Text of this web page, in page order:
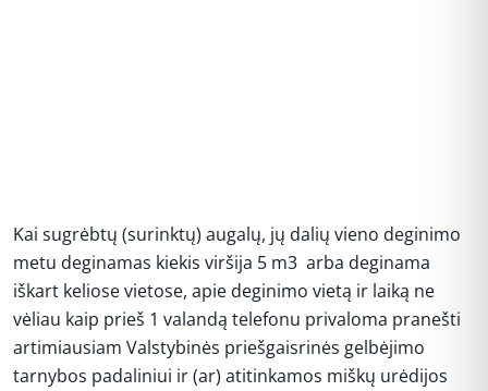
Kai sugrėbtų (surinktų) augalų, jų dalių vieno deginimo
metu deginamas kiekis viršija 5 m3 arba deginama
iškart keliose vietose, apie deginimo vietą ir laiką ne
vėliau kaip prieš 1 valandą telefonu privaloma pranešti
artimiausiam Valstybinės priešgaisrinės gelbėjimo
tarnybos padaliniui ir (ar) atitinkamos miškų urėdijos